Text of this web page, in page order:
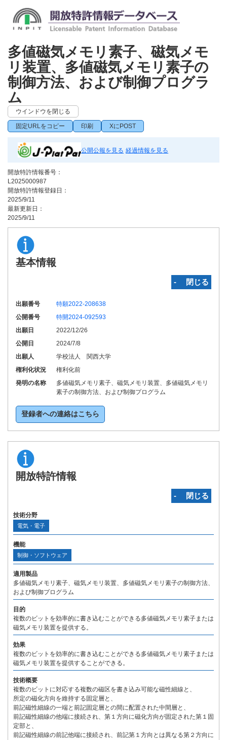
多値磁気メモリ素子、磁気メモ
リ装置、多値磁気メモリ素子の
制御方法、および制御プログラ
ム
ウインドウを閉じる
固定URLをコピー 印刷 XにPOST
公開公報を見る 経過情報を見る
開放特許情報番号：
L2025000987
開放特許情報登録日：
2025/9/11
最新更新日：
2025/9/11
基本情報
‐ 閉じる
出願番号
特願2022-208638
公開番号
特開2024-092593
出願日
2022/12/26
公開日
2024/7/8
出願人
学校法人 関西大学
権利化状況
権利化前
発明の名称
多値磁気メモリ素子、磁気メモリ装置、多値磁気メモリ
素子の制御方法、および制御プログラム
登録者への連絡はこちら
開放特許情報
‐ 閉じる
技術分野
電気・電子
機能
制御・ソフトウェア
適用製品
多値磁気メモリ素子、磁気メモリ装置、多値磁気メモリ素子の制御方法、
および制御プログラム
目的
複数のビットを効率的に書き込むことができる多値磁気メモリ素子または
磁気メモリ装置を提供する。
効果
複数のビットを効率的に書き込むことができる多値磁気メモリ素子または
磁気メモリ装置を提供することができる。
技術概要
複数のビットに対応する複数の磁区を書き込み可能な磁性細線と、
所定の磁化方向を維持する固定層と、
前記磁性細線の一端と前記固定層との間に配置された中間層と、
前記磁性細線の他端に接続され、第１方向に磁化方向が固定された第１固
定部と、
前記磁性細線の前記他端に接続され、前記第１方向とは異なる第２方向に